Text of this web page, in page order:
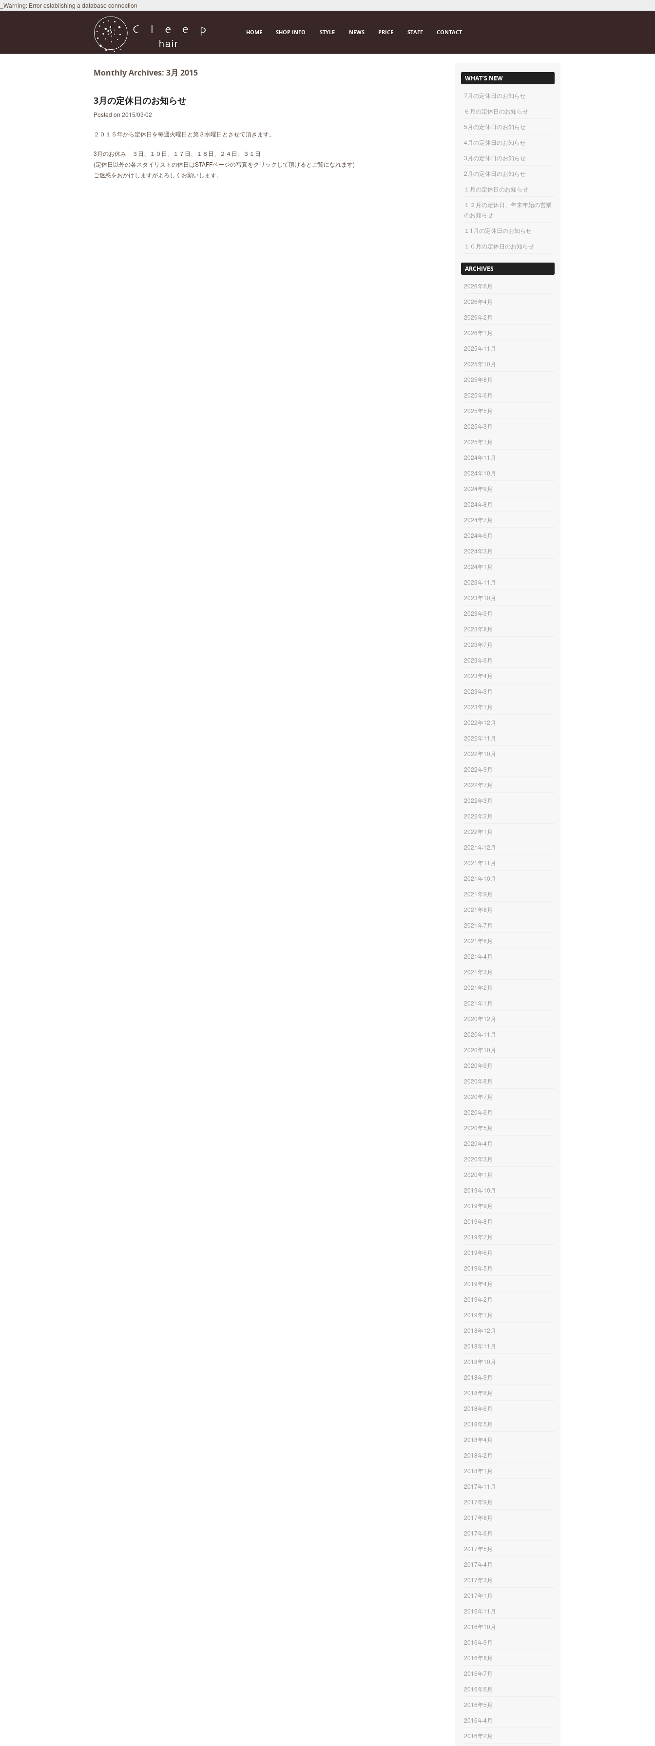
_Warning: Error establishing a database connection
SKIP TO CONTENT
HOME SHOP INFO STYLE NEWS PRICE STAFF CONTACT
Monthly Archives: 3月 2015
3月の定休日のお知らせ
Posted on 2015/03/02
２０１５年から定休日を毎週火曜日と第３水曜日とさせて頂きます。
3月のお休み ３日、１０日、１７日、１８日、２４日、３１日
(定休日以外の各スタイリストの休日はSTAFFページの写真をクリックして頂けるとご覧になれます)
ご迷惑をおかけしますがよろしくお願いします。
WHAT’S NEW
7月の定休日のお知らせ
６月の定休日のお知らせ
5月の定休日のお知らせ
4月の定休日のお知らせ
3月の定休日のお知らせ
2月の定休日のお知らせ
１月の定休日のお知らせ
１２月の定休日、年末年始の営業
のお知らせ
１1月の定休日のお知らせ
１０月の定休日のお知らせ
ARCHIVES
2026年6月
2026年4月
2026年2月
2026年1月
2025年11月
2025年10月
2025年8月
2025年6月
2025年5月
2025年3月
2025年1月
2024年11月
2024年10月
2024年9月
2024年8月
2024年7月
2024年6月
2024年3月
2024年1月
2023年11月
2023年10月
2023年9月
2023年8月
2023年7月
2023年6月
2023年4月
2023年3月
2023年1月
2022年12月
2022年11月
2022年10月
2022年9月
2022年7月
2022年3月
2022年2月
2022年1月
2021年12月
2021年11月
2021年10月
2021年9月
2021年8月
2021年7月
2021年6月
2021年4月
2021年3月
2021年2月
2021年1月
2020年12月
2020年11月
2020年10月
2020年9月
2020年8月
2020年7月
2020年6月
2020年5月
2020年4月
2020年3月
2020年1月
2019年10月
2019年9月
2019年8月
2019年7月
2019年6月
2019年5月
2019年4月
2019年2月
2019年1月
2018年12月
2018年11月
2018年10月
2018年9月
2018年8月
2018年6月
2018年5月
2018年4月
2018年2月
2018年1月
2017年11月
2017年9月
2017年8月
2017年6月
2017年5月
2017年4月
2017年3月
2017年1月
2016年11月
2016年10月
2016年9月
2016年8月
2016年7月
2016年6月
2016年5月
2016年4月
2016年2月